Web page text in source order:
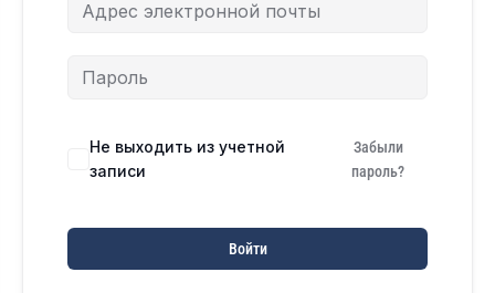
Не выходить из учетной
записи
Забыли
пароль?
Войти